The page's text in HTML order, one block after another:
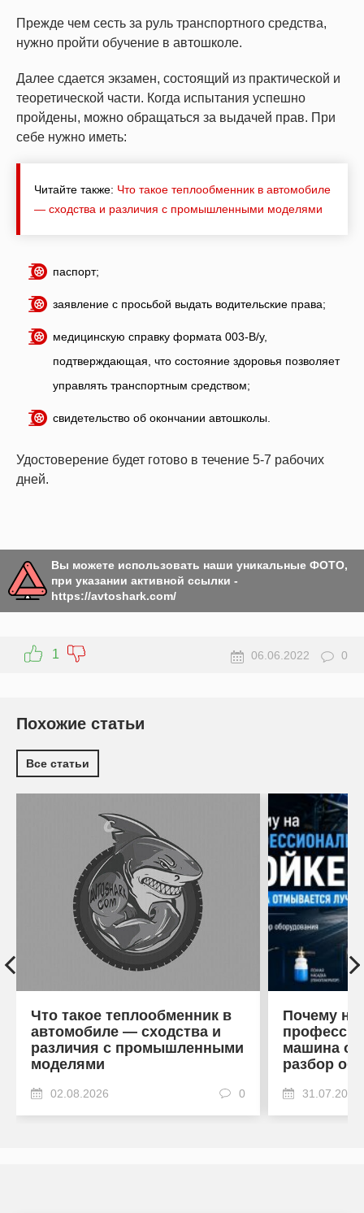
Прежде чем сесть за руль транспортного средства,
нужно пройти обучение в автошколе.
Далее сдается экзамен, состоящий из практической и
теоретической части. Когда испытания успешно
пройдены, можно обращаться за выдачей прав. При
себе нужно иметь:
Читайте также: Что такое теплообменник в автомобиле
— сходства и различия с промышленными моделями
паспорт;
заявление с просьбой выдать водительские права;
медицинскую справку формата 003-В/у,
подтверждающая, что состояние здоровья позволяет
управлять транспортным средством;
свидетельство об окончании автошколы.
Удостоверение будет готово в течение 5-7 рабочих
дней.
Вы можете использовать наши уникальные ФОТО,
при указании активной ссылки -
https://avtoshark.com/
1 06.06.2022 0
Похожие статьи
Все статьи
Что такое теплообменник в
автомобиле — сходства и
различия с промышленными
моделями
02.08.2026 0
Почему на
машина
разбор
31.07.2026